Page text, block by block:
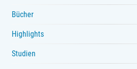
Bücher
Highlights
Studien